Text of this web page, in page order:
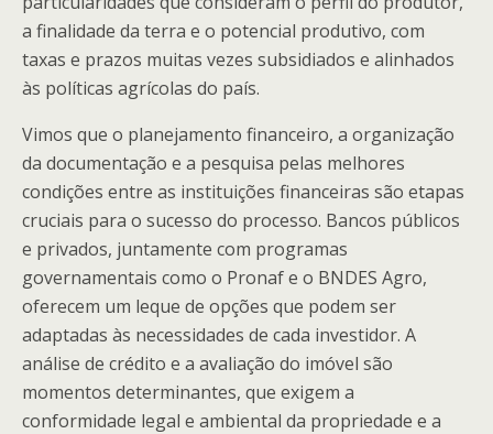
a finalidade da terra e o potencial produtivo, com
taxas e prazos muitas vezes subsidiados e alinhados
às políticas agrícolas do país.
Vimos que o planejamento financeiro, a organização
da documentação e a pesquisa pelas melhores
condições entre as instituições financeiras são etapas
cruciais para o sucesso do processo. Bancos públicos
e privados, juntamente com programas
governamentais como o Pronaf e o BNDES Agro,
oferecem um leque de opções que podem ser
adaptadas às necessidades de cada investidor. A
análise de crédito e a avaliação do imóvel são
momentos determinantes, que exigem a
conformidade legal e ambiental da propriedade e a